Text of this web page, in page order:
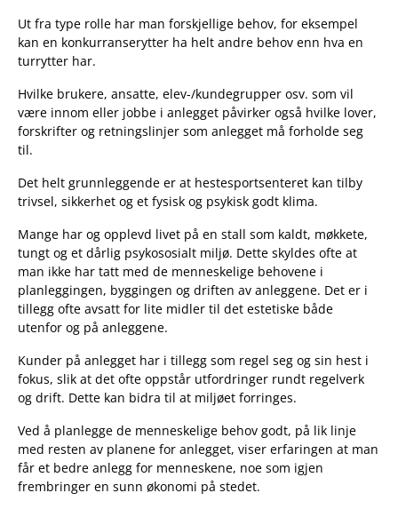
Ut fra type rolle har man forskjellige behov, for eksempel
kan en konkurranserytter ha helt andre behov enn hva en
turrytter har.
Hvilke brukere, ansatte, elev-/kundegrupper osv. som vil
være innom eller jobbe i anlegget påvirker også hvilke lover,
forskrifter og retningslinjer som anlegget må forholde seg
til.
Det helt grunnleggende er at hestesportsenteret kan tilby
trivsel, sikkerhet og et fysisk og psykisk godt klima.
Mange har og opplevd livet på en stall som kaldt, møkkete,
tungt og et dårlig psykososialt miljø. Dette skyldes ofte at
man ikke har tatt med de menneskelige behovene i
planleggingen, byggingen og driften av anleggene. Det er i
tillegg ofte avsatt for lite midler til det estetiske både
utenfor og på anleggene.
Kunder på anlegget har i tillegg som regel seg og sin hest i
fokus, slik at det ofte oppstår utfordringer rundt regelverk
og drift. Dette kan bidra til at miljøet forringes.
Ved å planlegge de menneskelige behov godt, på lik linje
med resten av planene for anlegget, viser erfaringen at man
får et bedre anlegg for menneskene, noe som igjen
frembringer en sunn økonomi på stedet.